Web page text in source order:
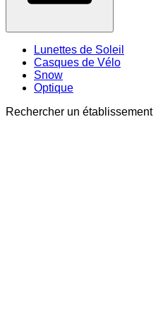
Lunettes de Soleil
Casques de Vélo
Snow
Optique
Rechercher un établissement